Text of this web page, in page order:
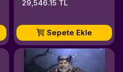
29,546.15 TL
Sepete Ekle